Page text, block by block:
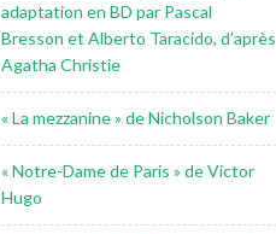
adaptation en BD par Pascal
Bresson et Alberto Taracido, d’après
Agatha Christie
« La mezzanine » de Nicholson Baker
« Notre-Dame de Paris » de Victor
Hugo